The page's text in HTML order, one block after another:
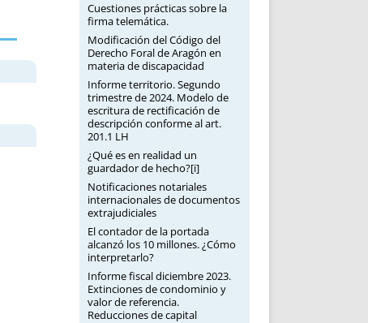
Cuestiones prácticas sobre la
firma telemática.
Modificación del Código del
Derecho Foral de Aragón en
materia de discapacidad
Informe territorio. Segundo
trimestre de 2024. Modelo de
escritura de rectificación de
descripción conforme al art.
201.1 LH
¿Qué es en realidad un
guardador de hecho?[i]
Notificaciones notariales
internacionales de documentos
extrajudiciales
El contador de la portada
alcanzó los 10 millones. ¿Cómo
interpretarlo?
Informe fiscal diciembre 2023.
Extinciones de condominio y
valor de referencia.
Reducciones de capital